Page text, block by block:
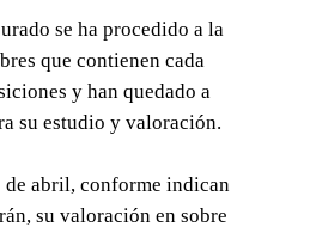
se ha procedido a la
que contienen cada
y han quedado a
su estudio y valoración.
abril, conforme indican
su valoración en sobre